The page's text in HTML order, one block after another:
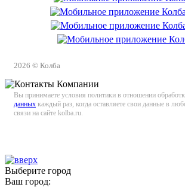
2026 © Колба
Вы принимаете условия политики в отношении
данных каждый раз, когда оставляете свои данные в
связи на сайте kolba.ru.
Выберите город
Ваш город: